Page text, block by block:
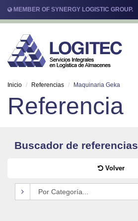
MEMBER OF SYNERGY LOGISTIC GROUP.
Inicio Referencias Maquinaria Geka
Referencia
Buscador de referencias
Volver